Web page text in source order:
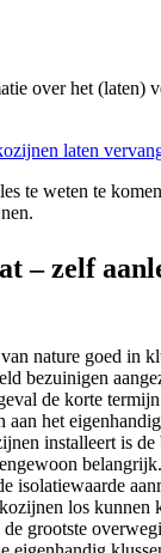
over het (laten)
laten
te weten te
– zelf
nature goed in
bezuinigen
de korte
aan het
installeert is de
isolatiewaarde
los kunnen
grootste